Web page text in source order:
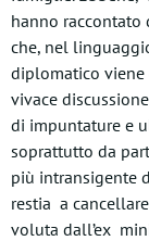
hanno raccontato
che, nel
diplomatico
vivace
di impuntature e
soprattutto da
più intransigente
restia a
voluta dall’ex